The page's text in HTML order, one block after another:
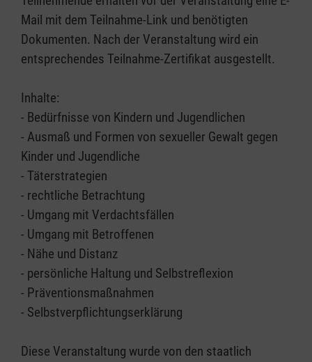
Mail mit dem Teilnahme-Link und benötigten
Dokumenten. Nach der Veranstaltung wird ein
entsprechendes Teilnahme-Zertifikat ausgestellt.
Inhalte:
- Bedürfnisse von Kindern und Jugendlichen
- Ausmaß und Formen von sexueller Gewalt gegen
Kinder und Jugendliche
- Täterstrategien
- rechtliche Betrachtung
- Umgang mit Verdachtsfällen
- Umgang mit Betroffenen
- Nähe und Distanz
- persönliche Haltung und Selbstreflexion
- Präventionsmaßnahmen
- Selbstverpflichtungserklärung
Diese Veranstaltung wurde von den staatlich